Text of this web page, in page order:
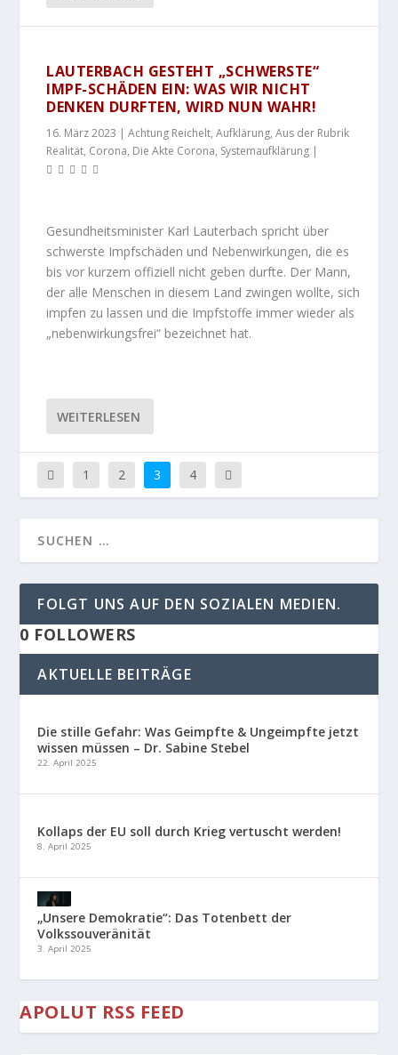
LAUTERBACH GESTEHT „SCHWERSTE“
IMPF-SCHÄDEN EIN: WAS WIR NICHT
DENKEN DURFTEN, WIRD NUN WAHR!
16. März 2023 |Achtung Reichelt,Aufklärung,Aus der Rubrik
Realität, Corona, Die Akte Corona, Systemaufklärung |
Gesundheitsminister Karl Lauterbach spricht über
schwerste Impfschäden und Nebenwirkungen, die es
bis vor kurzem offiziell nicht geben durfte. Der Mann,
der alle Menschen in diesem Land zwingen wollte, sich
impfen zu lassen und die Impfstoffe immer wieder als
„nebenwirkungsfrei“ bezeichnet hat.
WEITERLESEN
1 2 3 4
FOLGT UNS AUF DEN SOZIALEN MEDIEN.
0 FOLLOWERS
AKTUELLE BEITRÄGE
Die stille Gefahr: Was Geimpfte & Ungeimpfte jetzt
wissen müssen – Dr. Sabine Stebel
22. April 2025
Kollaps der EU soll durch Krieg vertuscht werden!
8. April 2025
„Unsere Demokratie“: Das Totenbett der
Volkssouveränität
3. April 2025
APOLUT RSS FEED